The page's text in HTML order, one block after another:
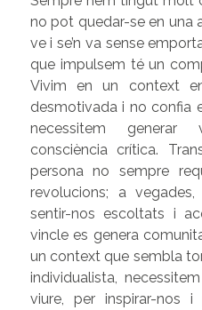
no pot quedar-se en una
ve i se’n va sense
que impulsem té un
Vivim en un context
desmotivada i no confia
necessitem generar
consciència crítica.
persona no sempre
revolucions; a
sentir-nos escoltats i
vincle es genera
un context que sembla
individualista,
viure, per inspirar-nos